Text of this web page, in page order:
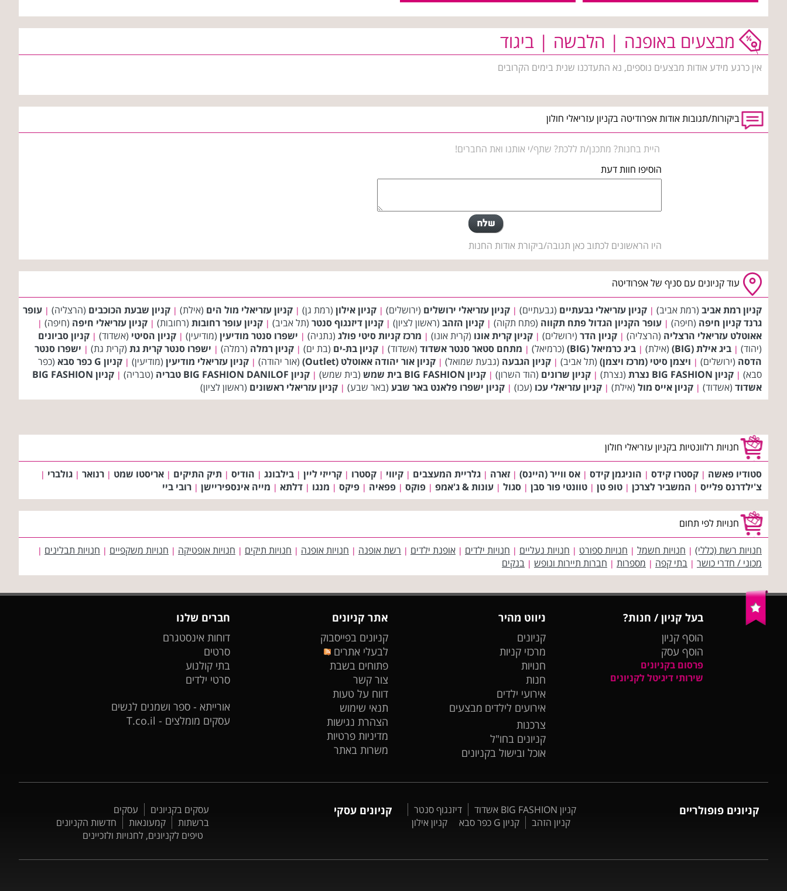
מבצעים באופנה | הלבשה | ביגוד
אין כרגע מידע אודות מבצעים נוספים, נא התעדכנו שנית בימים הקרובים
ביקורות/תגובות אודות אפרודיטה בקניון עזריאלי חולון
היית בחנות? מתכנן/ת ללכת? שתף/י אותנו ואת החברים!
הוסיפו חוות דעת
היו הראשונים לכתוב כאן תגובה/ביקורת אודות החנות
עוד קניונים עם סניף של אפרודיטה
קניון רמת אביב (רמת אביב) | קניון עזריאלי גבעתיים (גבעתיים) | קניון עזריאלי ירושלים (ירושלים) | קניון אילון (רמת גן) | קניון עזריאלי מול הים (אילת) | קניון שבעת הכוכבים (הרצליה) | עופר
גרנד קניון חיפה (חיפה) | עופר הקניון הגדול פתח תקווה (פתח תקוה) | קניון הזהב (ראשון לציון) | קניון דיזנגוף סנטר (תל אביב) | קניון עופר רחובות (רחובות) | קניון עזריאלי חיפה (חיפה) |
אאוטלט עזריאלי הרצליה (הרצליה) | קניון הדר (ירושלים) | קניון קרית אונו (קרית אונו) | מרכז קניות סיטי פולג (נתניה) | ישפרו סנטר מודיעין (מודיעין) | קניון הסיטי (אשדוד) | קניון סביונים
(יהוד) | ביג אילת (BIG) (אילת) | ביג כרמיאל (BIG) (כרמיאל) | מתחם סטאר סנטר אשדוד (אשדוד) | קניון בת-ים (בת ים) | קניון רמלה (רמלה) | ישפרו סנטר קרית גת (קרית גת) | ישפרו סנטר
הדסה (ירושלים) | ויצמן סיטי (מרכז ויצמן) (תל אביב) | קניון הגבעה (גבעת שמואל) | קניון אור יהודה אאוטלט (Outlet) (אור יהודה) | קניון עזריאלי מודיעין (מודיעין) | קניון G כפר סבא
(כפר
סבא) | קניון BIG FASHION נצרת (נצרת) | קניון שרונים (הוד השרון) | קניון BIG FASHION בית שמש (בית שמש) | קניון BIG FASHION DANILOF טבריה (טבריה) |
קניון BIG FASHION
אשדוד (אשדוד) | קניון אייס מול (אילת) | קניון עזריאלי עכו (עכו) | קניון ישפרו פלאנט באר שבע (באר שבע) | קניון עזריאלי ראשונים (ראשון לציון)
חנויות רלוונטיות בקניון עזריאלי חולון
סטודיו פאשה | קסטרו קידס | הוניגמן קידס | אס ווייר (היינס) | זארה | גלריית המעצבים | קיווי | קסטרו | קרייזי ליין | בילבונג | הודיס | תיק התיקים | אריסטו שמט | רנואר | גולברי |
צ'ילדרנס פלייס | המשביר לצרכן | טופ טן | טוונטי פור סבן | סגול | עונות & ג'אמפ | פוקס | פפאיה | פיקס | מנגו | דלתא | מייה אינספיריישן | רובי ביי
חנויות לפי תחום
חנויות רשת (כללי) | חנויות חשמל | חנויות ספורט | חנויות נעליים | חנויות ילדים | אופנת ילדים | רשת אופנה | חנויות אופנה | חנויות תיקים | חנויות אופטיקה | חנויות משקפיים | חנויות תבלינים |
מכוני / חדרי כושר | בתי קפה | מספרות | חברות תיירות ונופש | בנקים
בעל קניון / חנות?
הוסף קניון
הוסף עסק
פרסום בקניונים
שירותי דיגיטל לקניונים
ניווט מהיר
קניונים
מרכזי קניות
חנויות
חנות
אירועי ילדים
אירועים לילדים מבצעים
צרכנות
קניונים בחו"ל
אוכל ובישול בקניונים
אתר קניונים
קניונים בפייסבוק
לבעלי אתרים
פתוחים בשבת
צור קשר
דווח על טעות
תנאי שימוש
הצהרת נגישות
מדיניות פרטיות
משרות באתר
חברים שלנו
דוחות אינסטגרם
סרטים
בתי קולנוע
סרטי ילדים
אורייתא - ספר ושמנים לנשים
עסקים מומלצים - T.co.il
קניונים פופולריים קניון BIG FASHION אשדוד
דיזנגוף סנטר
קניון הזהב
קניון G כפר סבא קניון אילון
קניונים עסקי עסקים בקניונים
עסקים
ברשתות
קמעונאות
חדשות הקניונים
טיפים לקניונים, לחנויות ולזכיינים